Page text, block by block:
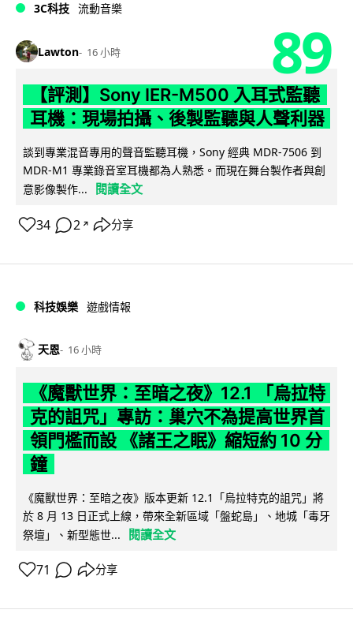
3C科技 流動音樂
Lawton 16 小時 89
【評測】Sony IER-M500 入耳式監聽
耳機：現場拍攝、後製監聽與人聲利器
談到專業混音專用的聲音監聽耳機，Sony 經典 MDR-7506 到
MDR-M1 專業錄音室耳機都為人熟悉。而現在舞台製作者與創
意影像製作...
閱讀全文
34 2 ↗ 分享
科技娛樂 遊戲情報
天恩 16 小時
《魔獸世界：至暗之夜》12.1 「烏拉特
克的詛咒」專訪：巢穴不為提高世界首
領門檻而設 《諸王之眠》縮短約 10 分
鐘
《魔獸世界：至暗之夜》版本更新 12.1「烏拉特克的詛咒」將
於 8 月 13 日正式上線，帶來全新區域「盤蛇島」、地城「毒牙
祭壇」、新型態世...
閱讀全文
71 分享